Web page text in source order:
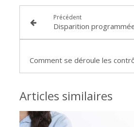
Précédent
Articles similaires